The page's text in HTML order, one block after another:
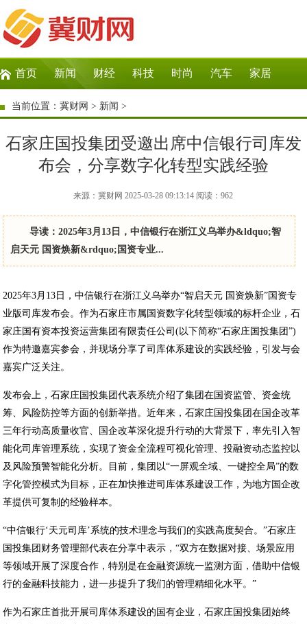
首页 新闻 财经 科技 时尚 汽车 家居
生活 教育 企业
当前位置：冀财网 > 新闻 >
石家庄国投集团受邀出席中信银行司库发
布会，分享数字化转型实践经验
来源：冀财网 2025-03-28 09:13:14 阅读：962
导读：2025年3月13日，中信银行在浙江义乌举办&ldquo;智
启天元 国资焕新&rdquo;国资专业...
2025年3月13日，中信银行在浙江义乌举办“智启天元 国资焕新”国资专
业版司库发布会。作为石家庄市属国资数字化转型领域的标杆企业，石
家庄国有资本投资运营集团有限责任公司(以下简称“石家庄国投集团”)
作为特邀嘉宾参会，并现场分享了司库体系建设的实践经验，引发与会
嘉宾广泛关注。
发布会上，石家庄国投集团代表系统介绍了集团在国资监管、资金统
筹、风险防控等方面的创新举措。近年来，石家庄国投集团在国企改革
三年行动高质量收官、国企改革深化提升行动的大背景下，率先引入智
能化司库管理系统，实现了资金全流程可视化管理、投融资动态监控以
及风险预警智能化分析。目前，集团以“一屏观全域、一键控全局”的数
字化管控模式为目标，正在加快推进司库体系建设工作，为地方国企改
革提供可复制的经验样本。
“中信银行‘天元司库’系统的技术理念与我们的实践高度契合。”石家庄
国投集团财务管理部代表在分享中表示，“双方在数据对接、场景应用
等领域开展了深度合作，特别是在金融资源统一监测方面，借助中信银
行的金融科技能力，进一步提升了我们的管理精细化水平。”
作为石家庄首批开展司库体系建设的国有企业，石家庄国投集团始终